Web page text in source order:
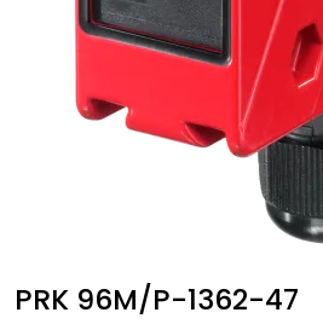
PRK 96M/P-1362-47